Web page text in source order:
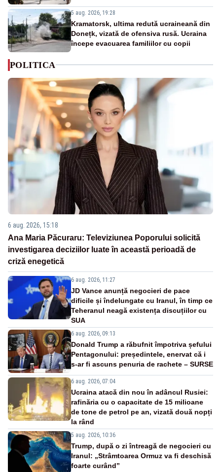
5 aug. 2026, 19:28
Kramatorsk, ultima redută ucraineană din
Donețk, vizată de ofensiva rusă. Ucraina
începe evacuarea familiilor cu copii
POLITICA
6 aug. 2026, 15:18
Ana Maria Păcuraru: Televiziunea Poporului solicită
investigarea deciziilor luate în această perioadă de
criză enegetică
6 aug. 2026, 11:27
JD Vance anunță negocieri de pace
dificile și îndelungate cu Iranul, în timp ce
Teheranul neagă existența discuțiilor cu
SUA
6 aug. 2026, 09:13
Donald Trump a răbufnit împotriva șefului
Pentagonului: președintele, enervat că i
s-ar fi ascuns penuria de rachete – SURSE
6 aug. 2026, 07:04
Ucraina atacă din nou în adâncul Rusiei:
rafinăria cu o capacitate de 15 milioane
de tone de petrol pe an, vizată două nopți
la rând
5 aug. 2026, 10:36
Trump, după o zi întreagă de negocieri cu
Iranul: „Strâmtoarea Ormuz va fi deschisă
foarte curând”